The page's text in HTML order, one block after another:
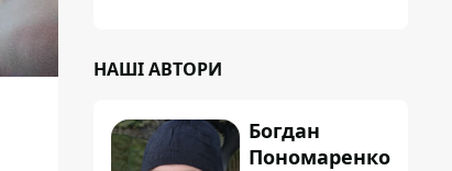
НАШІ АВТОРИ
Богдан
Пономаренко